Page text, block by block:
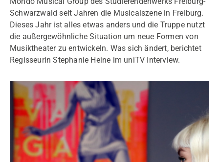
Schwarzwald seit Jahren die Musicalszene in Freiburg.
Dieses Jahr ist alles etwas anders und die Truppe nutzt
die außergewöhnliche Situation um neue Formen von
Musiktheater zu entwickeln. Was sich ändert, berichtet
Regisseurin Stephanie Heine im uniTV Interview.